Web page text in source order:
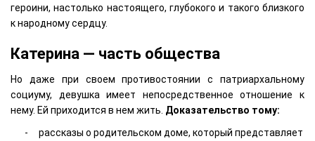
героини, настолько настоящего, глубокого и такого близкого
к народному сердцу.
Катерина — часть общества
Но даже при своем противостоянии с патриархальному
социуму, девушка имеет непосредственное отношение к
нему. Ей приходится в нем жить. Доказательство тому:
рассказы о родительском доме, который представляет